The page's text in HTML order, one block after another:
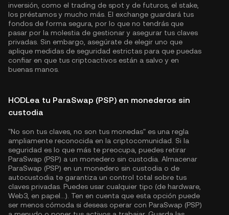
inversión, como el trading de spot y de futuros, el stake,
los préstamos y mucho más. El exchange guardará tus
fondos de forma segura, por lo que no tendrás que
pasar por la molestia de gestionar y asegurar tus claves
privadas. Sin embargo, asegúrate de elegir uno que
aplique medidas de seguridad estrictas para que puedas
confiar en que tus criptoactivos están a salvo y en
buenas manos.
HODLea tu ParaSwap (PSP) en monederos sin
custodia
"No son tus claves, no son tus monedas" es una regla
ampliamente reconocida en la criptocomunidad. Si la
seguridad es lo que más te preocupa, puedes retirar
ParaSwap (PSP) a un monedero sin custodia. Almacenar
ParaSwap (PSP) en un monedero sin custodia o de
autocustodia te garantiza un control total sobre tus
claves privadas. Puedes usar cualquier tipo (de hardware,
Web3, en papel...). Ten en cuenta que esta opción puede
ser menos cómoda si deseas operar con ParaSwap (PSP)